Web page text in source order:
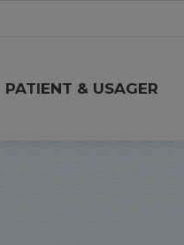
PATIENT & USAGER